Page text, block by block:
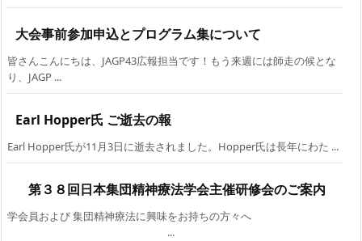
大会事前参加申込とプログラム集について
皆さんこんにちは、JAGP43広報担当です！もう来週には師走の候とな
り、JAGP ...
Earl Hopper氏 ご逝去の報
Earl Hopper氏が11月3日に逝去されました。Hopper氏は長年にわた ...
第３８回日本集団精神療法学会主催研修会のご案内
学会員および 集団精神療法に興味をお持ちの方々へ
...